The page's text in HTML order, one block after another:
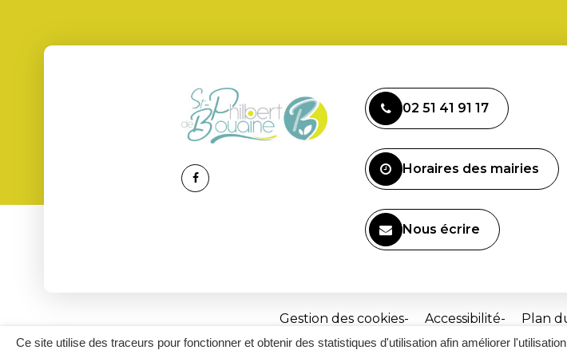
Ce site utilise des traceurs pour fonctionner et obtenir des statistiques d'utilisation afin améliorer
Lien
02 51 41 91 17
Horaires des mairies
Nous écrire
Gestion des cookies Accessibilité Plan